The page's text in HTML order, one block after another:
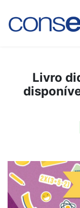
Livro